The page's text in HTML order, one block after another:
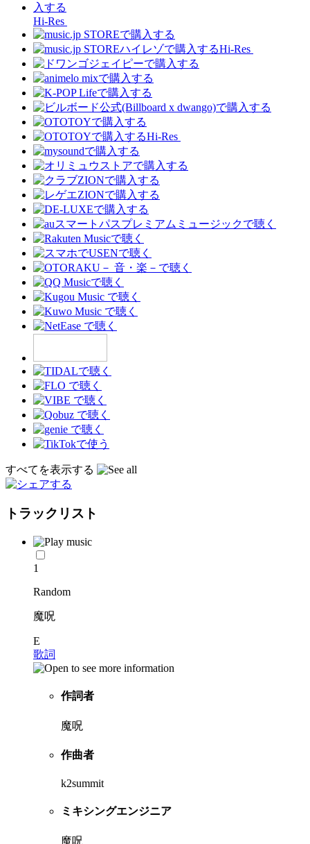
Hi-Res
Hi-Res
Hi-Res
すべてを表示する
トラックリスト
1
Random
魔呪
E
歌詞
作詞者
魔呪
作曲者
k2summit
ミキシングエンジニア
魔呪